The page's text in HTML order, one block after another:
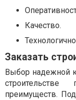
Качество.
Заказать
Выбор надежной
преимуществ.